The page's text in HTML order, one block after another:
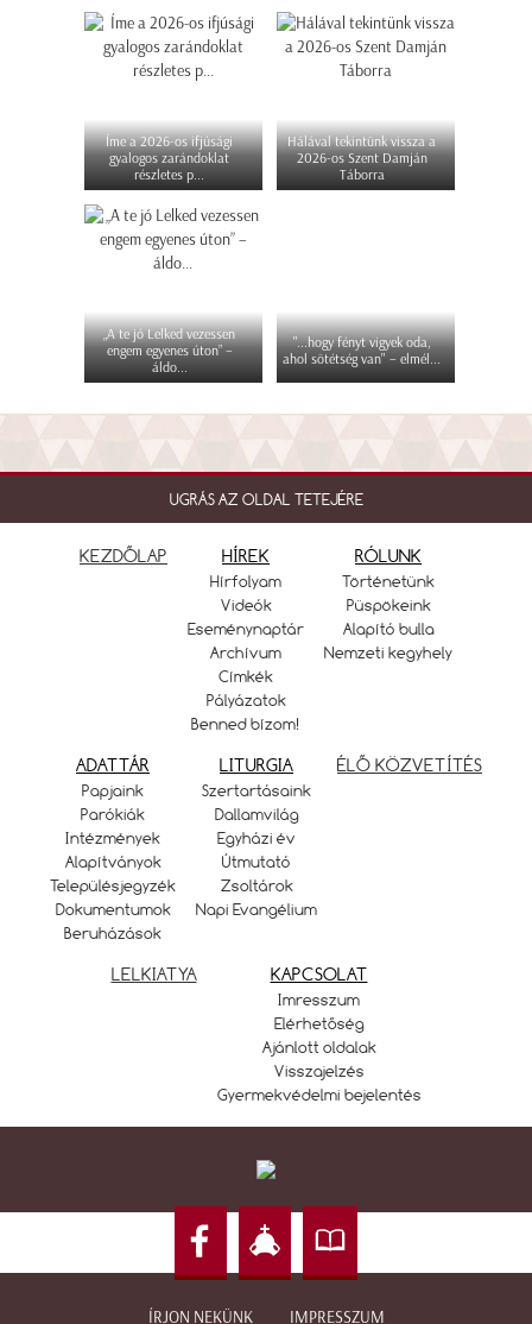
Íme a 2026-os ifjúsági
gyalogos zarándoklat
részletes p...
Hálával tekintünk vissza a
2026-os Szent Damján
Táborra
„A te jó Lelked vezessen
engem egyenes úton” –
áldo...
"...hogy fényt vigyek oda,
ahol sötétség van" – elmél...
UGRÁS AZ OLDAL TETEJÉRE
KEZDŐLAP HÍREK
Hírfolyam
Videók
Eseménynaptár
Archívum
Címkék
Pályázatok
Benned bízom!
RÓLUNK
Történetünk
Püspökeink
Alapító bulla
Nemzeti kegyhely
ADATTÁR
Papjaink
Parókiák
Intézmények
Alapítványok
Településjegyzék
Dokumentumok
Beruházások
LITURGIA
Szertartásaink
Dallamvilág
Egyházi év
Útmutató
Zsoltárok
Napi Evangélium
ÉLŐ KÖZVETÍTÉS
LELKIATYA KAPCSOLAT
Imresszum
Elérhetőség
Ajánlott oldalak
Visszajelzés
Gyermekvédelmi bejelentés
ÍRJON NEKÜNK IMPRESSZUM